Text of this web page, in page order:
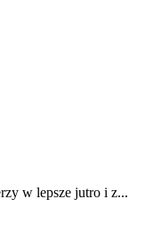
w lepsze jutro i z...